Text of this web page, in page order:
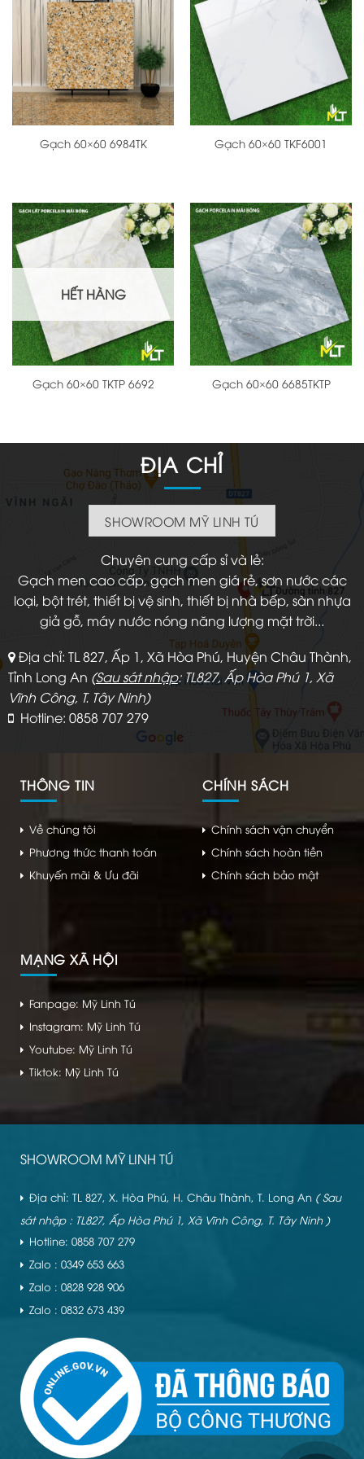
Gạch 60×60 6984TK Gạch 60×60 TKF6001
HẾT HÀNG
Gạch 60×60 TKTP 6692 Gạch 60×60 6685TKTP
ĐỊA CHỈ
SHOWROOM MỸ LINH TÚ
Chuyên cung cấp sỉ và lẻ:
Gạch men cao cấp, gạch men giá rẻ, sơn nước các
loại, bột trét, thiết bị vệ sinh, thiết bị nhà bếp, sàn nhựa
giả gỗ, máy nước nóng năng lượng mặt trời...
Địa chỉ: TL 827, Ấp 1, Xã Hòa Phú, Huyện Châu Thành,
Tỉnh Long An (Sau sát nhập: TL827, Ấp Hòa Phú 1, Xã
Vĩnh Công, T. Tây Ninh)
Hotline: 0858 707 279
THÔNG TIN
Về chúng tôi
Phương thức thanh toán
Khuyến mãi & Ưu đãi
CHÍNH SÁCH
Chính sách vận chuyển
Chính sách hoàn tiền
Chính sách bảo mật
MẠNG XÃ HỘI
Fanpage: Mỹ Linh Tú
Instagram: Mỹ Linh Tú
Youtube: Mỹ Linh Tú
Tiktok: Mỹ Linh Tú
SHOWROOM MỸ LINH TÚ
Địa chỉ: TL 827, X. Hòa Phú, H. Châu Thành, T. Long An ( Sau
sát nhập : TL827, Ấp Hòa Phú 1, Xã Vĩnh Công, T. Tây Ninh )
Hotline: 0858 707 279
Zalo : 0349 653 663
Zalo : 0828 928 906
Zalo : 0832 673 439